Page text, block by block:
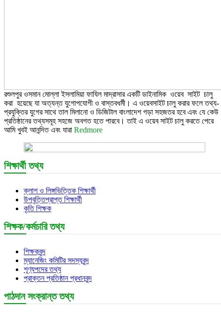
রশুলপুর ওসমান মোল্লা ইসলামিয়া ফাযিল মাদ্রাসার একটি ডাইনামিক ওয়েব সাইট চালু
করা হয়েছে যা অত্যন্ত যুগোপযোগী ও বাস্তবধর্মী। এ ওয়েবসাইট চালু করার ফলে তথ্য-
প্রযুক্তির যুগের সাথে তাল মিলানো ও ডিজিটাল বাংলাদেশ গড়া সহজতর হবে এবং যে কেউ
প্রতিষ্ঠানের তথ্যসমূহ সহজে অবগত হতে পারবে। তাই এ ওয়েব সাইট চালু করতে পেরে
আমি খুবই আনন্দিত এবং যারা Redmore
শিক্ষার্থী তথ্য
ক্লাশ ও লিঙ্গভিত্তিক শিক্ষার্থী
উপবৃত্তিপ্রাপ্ত শিক্ষার্থী
কৃতি শিক্ষক
শিক্ষক/কর্মচারি তথ্য
শিক্ষকবৃন্দ
ম্যানেজিং কমিটির সদস্যবৃন্দ
শূণ্যপদের তথ্য
প্রাক্তন প্রতিষ্ঠান প্রধানবৃন্দ
পাঠদান সংক্রান্ত তথ্য